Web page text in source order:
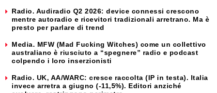
Radio. Audiradio Q2 2026: device connessi crescono
mentre autoradio e ricevitori tradizionali arretrano. Ma è
presto per parlare di trend
Media. MFW (Mad Fucking Witches) come un collettivo
australiano è riusciuto a “spegnere” radio e podcast
colpendo i loro inserzionisti
Radio. UK, AA/WARC: cresce raccolta (IP in testa). Italia
invece arretra a giugno (-11,5%). Editori anziché